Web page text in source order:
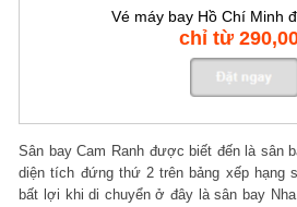
Vé máy bay Hồ Chí Minh
chỉ từ
Sân bay Cam Ranh được biết đến là sân
diện tích đứng thứ 2 trên bảng xếp hạng
bất lợi khi di chuyển ở đây là sân bay